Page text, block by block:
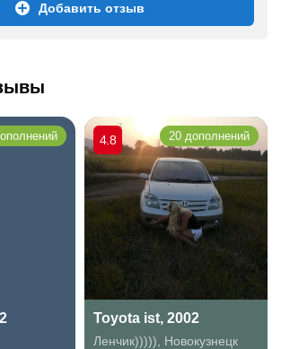
Добавить отзыв
Toyota ist, 2002
Ленчик)))))
Новокузнецк
4.8 20 дополнений